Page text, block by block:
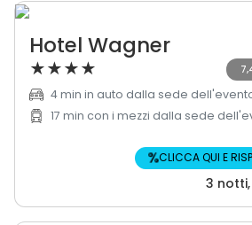
Hotel Wagner
★★★★
4 min in auto dalla sede
17 min con i mezzi dalla sede
%CLICCA QUI E
3 notti,